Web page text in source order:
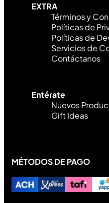
EXTRA
Términos y
Políticas de
Políticas de
Servicios de
Contáctanos
Entérate
Nuevos
Gift Ideas
MÉTODOS DE PAGO